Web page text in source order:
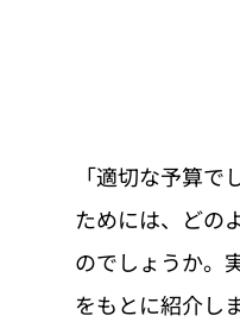
「適切な予算で
ためには、どの
のでしょうか。
をもとに紹介し